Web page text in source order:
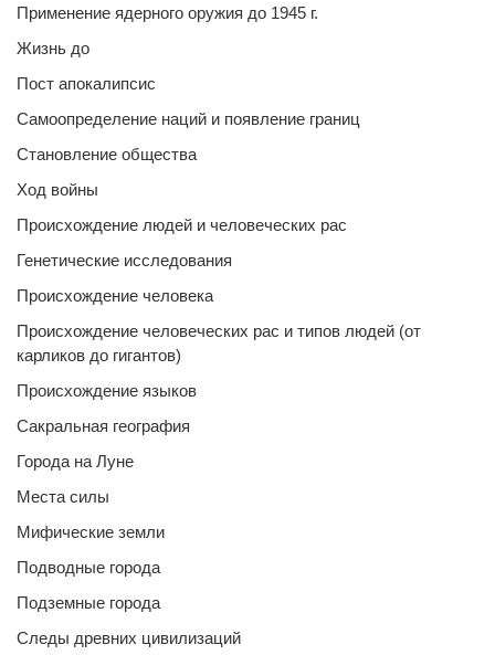
Применение ядерного оружия до 1945 г.
Жизнь до
Пост апокалипсис
Самоопределение наций и появление границ
Становление общества
Ход войны
Происхождение людей и человеческих рас
Генетические исследования
Происхождение человека
Происхождение человеческих рас и типов людей (от
карликов до гигантов)
Происхождение языков
Сакральная география
Города на Луне
Места силы
Мифические земли
Подводные города
Подземные города
Следы древних цивилизаций